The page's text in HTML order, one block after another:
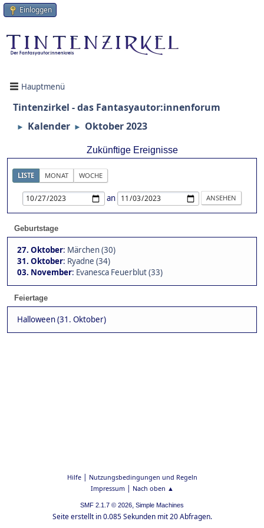
Einloggen
Hauptmenü
Tintenzirkel - das Fantasyautor:innenforum
► Kalender ► Oktober 2023
Zukünftige Ereignisse
LISTE MONAT WOCHE
an
Geburtstage
27. Oktober: Märchen (30)
31. Oktober: Ryadne (34)
03. November: Evanesca Feuerblut (33)
Feiertage
Halloween (31. Oktober)
Hilfe| Nutzungsbedingungen und Regeln
Impressum| Nach oben ▲
SMF 2.1.7 © 2026, Simple Machines
Seite erstellt in 0.085 Sekunden mit 20 Abfragen.